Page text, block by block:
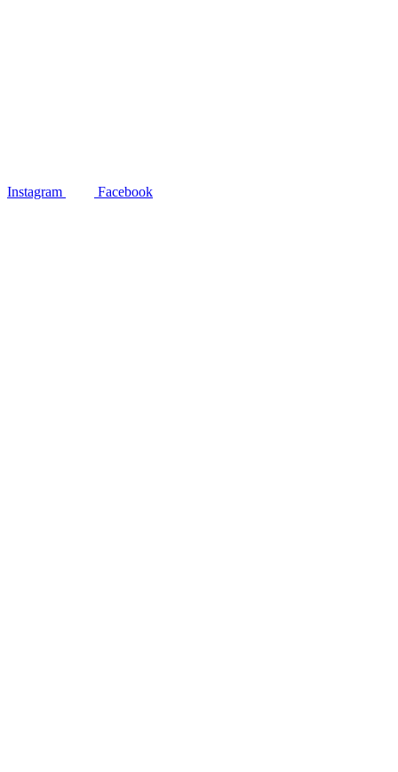
Instagram Facebook